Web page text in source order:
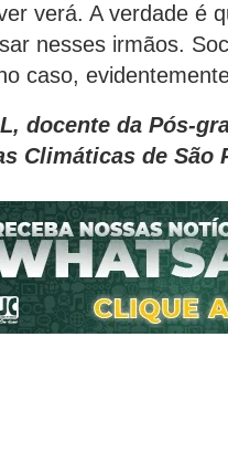
verá. A verdade é
nesses irmãos.
caso,
docente da Pós-
Climáticas de